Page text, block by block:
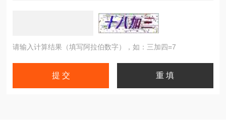
请输入计算结果（填写阿拉伯数字），如：三加四=7